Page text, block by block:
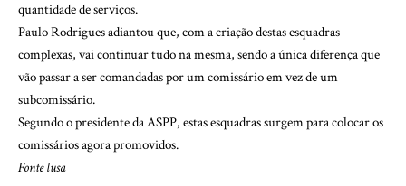
quantidade de serviços.
Paulo Rodrigues adiantou que, com a criação destas esquadras
complexas, vai continuar tudo na mesma, sendo a única diferença que
vão passar a ser comandadas por um comissário em vez de um
subcomissário.
Segundo o presidente da ASPP, estas esquadras surgem para colocar os
comissários agora promovidos.
Fonte lusa